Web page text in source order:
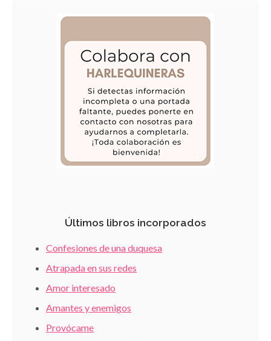
Últimos libros incorporados
Confesiones de una duquesa
Atrapada en sus redes
Amor interesado
Amantes y enemigos
Provócame